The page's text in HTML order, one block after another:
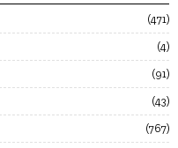
471
4
91
43
767